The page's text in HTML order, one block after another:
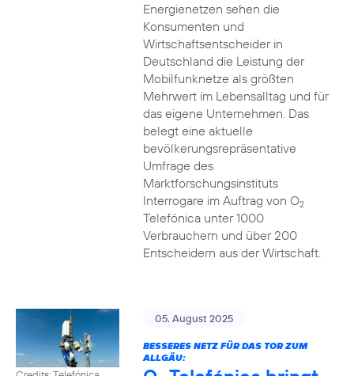
Energienetzen sehen die
Konsumenten und
Wirtschaftsentscheider in
Deutschland die Leistung der
Mobilfunknetze als größten
Mehrwert im Lebensalltag und für
das eigene Unternehmen. Das
belegt eine aktuelle
bevölkerungsrepräsentative
Umfrage des
Marktforschungsinstituts
Interrogare im Auftrag von O2
Telefónica unter 1000
Verbrauchern und über 200
Entscheidern aus der Wirtschaft.
05. August 2025
BESSERES NETZ FÜR DAS TOR ZUM
ALLGÄU: